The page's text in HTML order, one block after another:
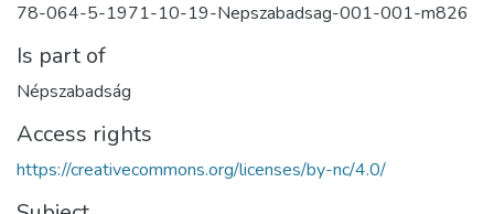
78-064-5-1971-10-19-Nepszabadsag-001-001-m826
Is part of
Népszabadság
Access rights
https://creativecommons.org/licenses/by-nc/4.0/